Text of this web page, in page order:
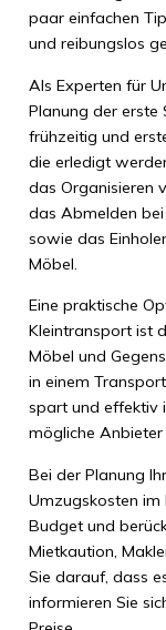
paar einfachen
und reibungslos
Als Experten für
Planung der erste
frühzeitig und
die erledigt
das Organisieren
das Abmelden
sowie das
Möbel.
Eine praktische
Kleintransport ist
Möbel und
in einem
spart und effektiv
mögliche Anbieter
Bei der Planung
Umzugskosten im
Budget und
Mietkaution,
Sie darauf, dass
informieren Sie